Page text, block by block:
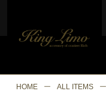
HOME ALL ITEMS